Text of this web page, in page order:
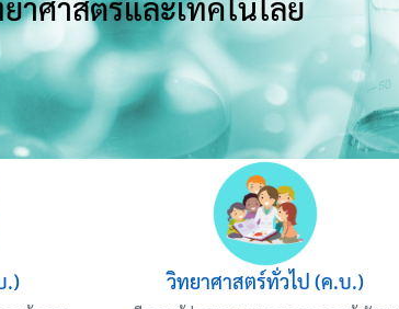
.) วิทยาศาสตร์ทั่วไป (ค.บ.)